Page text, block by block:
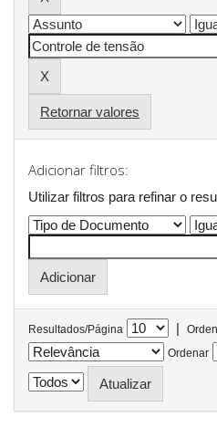
Retornar valores
Adicionar filtros:
Utilizar filtros para refinar o
Resultados/Página |
Ordenar